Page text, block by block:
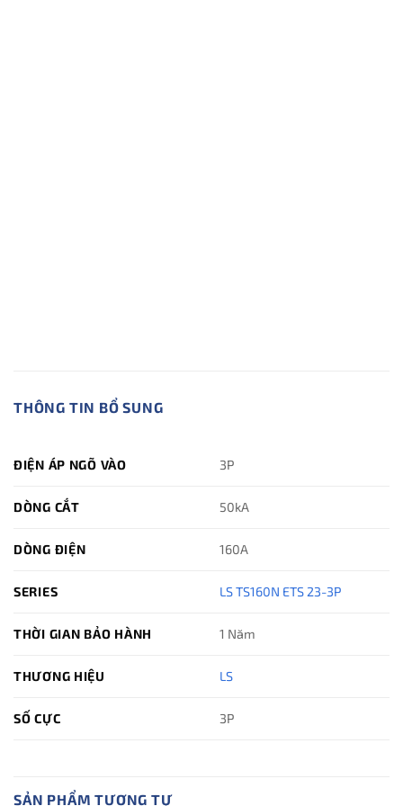
THÔNG TIN BỔ SUNG
ĐIỆN ÁP NGÕ VÀO 3P
DÒNG CẮT 50kA
DÒNG ĐIỆN 160A
SERIES LS TS160N ETS 23-3P
THỜI GIAN BẢO HÀNH 1 Năm
THƯƠNG HIỆU LS
SỐ CỰC 3P
SẢN PHẨM TƯƠNG TỰ